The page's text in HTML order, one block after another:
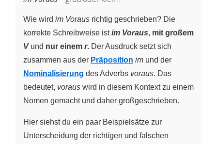
Wie wird im Voraus richtig geschrieben? Die
korrekte Schreibweise istim Voraus, mit großem
Vund nur einem r. Der Ausdruck setzt sich
zusammen aus der Präposition im und der
Nominalisierung des Adverbs voraus. Das
bedeutet, voraus wird in diesem Kontext zu einem
Nomen gemacht und daher großgeschrieben.
Hier siehst du ein paar Beispielsätze zur
Unterscheidung der richtigen und falschen